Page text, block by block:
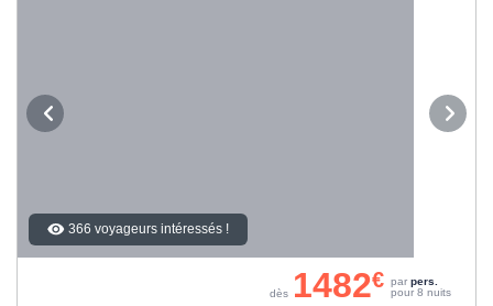
366 voyageurs intéressés !
dès 1482€ par pers.
pour 8 nuits